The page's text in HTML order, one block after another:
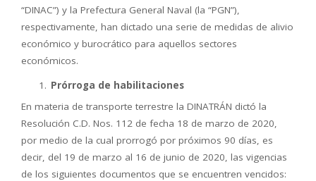
“DINAC”) y la Prefectura General Naval (la “PGN”),
respectivamente, han dictado una serie de medidas de alivio
económico y burocrático para aquellos sectores
económicos.
Prórroga de habilitaciones
En materia de transporte terrestre la DINATRÁN dictó la
Resolución C.D. Nos. 112 de fecha 18 de marzo de 2020,
por medio de la cual prorrogó por próximos 90 días, es
decir, del 19 de marzo al 16 de junio de 2020, las vigencias
de los siguientes documentos que se encuentren vencidos: